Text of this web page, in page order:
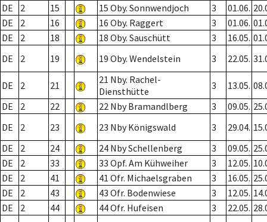
DE
2 15 15 Oby. Sonnwendjoch 3 01.06.
DE
2 16 16 Oby. Raggert 3 01.06.
DE
2 18 18 Oby. Sauschütt 3 16.05.
DE
2 19 19 Oby. Wendelstein 3 22.05.
DE 2 21
21 Nby. Rachel-
Diensthütte
3 13.05.
DE
2 22 22 Nby Bramandlberg 3 09.05.
DE
2 23 23 Nby Königswald 3 29.04.
DE
2 24 24 Nby Schellenberg 3 09.05.
DE
2 33 33 Opf. Am Kühweiher 3 12.05.
DE
2 41 41 Ofr. Michaelsgraben 3 16.05.
DE
2 43 43 Ofr. Bodenwiese 3 12.05.
DE
2 44 44 Ofr. Hufeisen 3 22.05.